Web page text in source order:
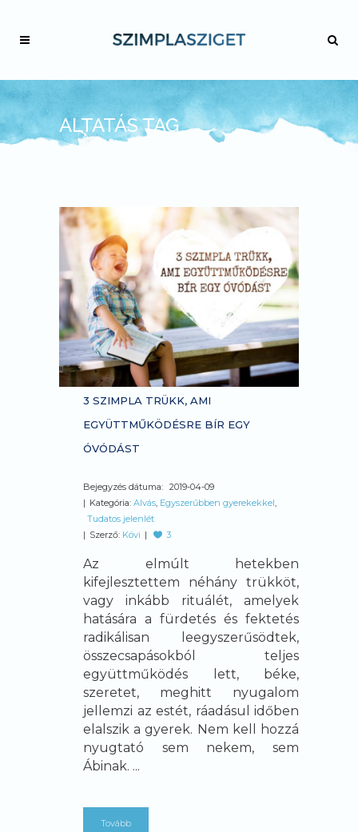
ALTATÁS TAG
3 SZIMPLA TRÜKK, AMI
EGYÜTTMŰKÖDÉSRE BÍR EGY
ÓVÓDÁST
Bejegyzés dátuma: 2019-04-09
Kategória: Alvás Egyszerűbben gyerekekkel
Tudatos jelenlét
Szerző: Kövi 3
Az elmúlt hetekben
kifejlesztettem néhány trükköt,
vagy inkább rituálét, amelyek
hatására a fürdetés és fektetés
radikálisan leegyszerűsödtek,
összecsapásokból teljes
együttműködés lett, béke,
szeretet, meghitt nyugalom
jellemzi az estét, ráadásul időben
elalszik a gyerek. Nem kell hozzá
nyugtató sem nekem, sem
Ábinak. ...
Tovább